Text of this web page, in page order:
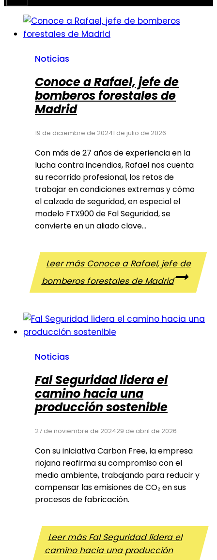
Noticias
Conoce a Rafael, jefe de
bomberos forestales de
Madrid
19 de diciembre de 20241 de julio de 2026
Con más de 27 años de experiencia en la
lucha contra incendios, Rafael nos cuenta
su recorrido profesional, los retos de
trabajar en condiciones extremas y cómo
el calzado de seguridad, en especial el
modelo FTX900 de Fal Seguridad, se
convierte en un aliado clave…
Leer másConoce a Rafael, jefe de
bomberos forestales de Madrid
Noticias
Fal Seguridad lidera el
camino hacia una
producción sostenible
27 de noviembre de 202429 de abril de 2026
Con su iniciativa Carbon Free, la empresa
riojana reafirma su compromiso con el
medio ambiente, trabajando para reducir y
compensar las emisiones de CO₂ en sus
procesos de fabricación.
Leer másFal Seguridad lidera el
camino hacia una producción